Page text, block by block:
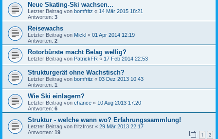
Neue Skating-Ski wachsen...
Letzter Beitrag von bomfritz « 14 Mär 2015 18:21
Antworten: 3
Reisewachs
Letzter Beitrag von Mickl « 01 Apr 2014 12:19
Antworten: 2
Rotorbürste macht Belag wellig?
Letzter Beitrag von PatrickFR « 17 Feb 2014 22:53
Strukturgerät ohne Wachstisch?
Letzter Beitrag von bomfritz « 03 Dez 2013 10:43
Antworten: 1
Wie Ski einlagern?
Letzter Beitrag von chance « 10 Aug 2013 17:20
Antworten: 6
Struktur - welche wann wo? Erfahrungssammlung!
Letzter Beitrag von fritzfrost « 29 Mär 2013 22:17
Antworten: 19 1 2